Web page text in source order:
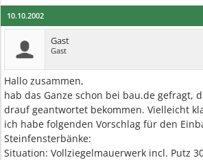
10.10.2002
Gast
Gast
Hallo zusammen,
hab das Ganze schon bei bau.de gefragt,
drauf geantwortet bekommen. Vielleicht
ich habe folgenden Vorschlag für den
Steinfensterbänke:
Situation: Vollziegelmauerwerk incl. Putz